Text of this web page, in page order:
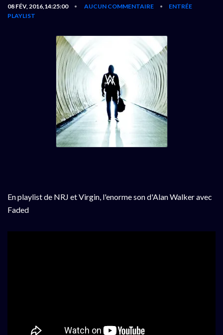
08 FÉV, 2016,14:25:00 • AUCUN COMMENTAIRE •
ENTRÉE
PLAYLIST
En playlist de NRJ et Virgin, l'enorme son d'Alan Walker avec
Faded